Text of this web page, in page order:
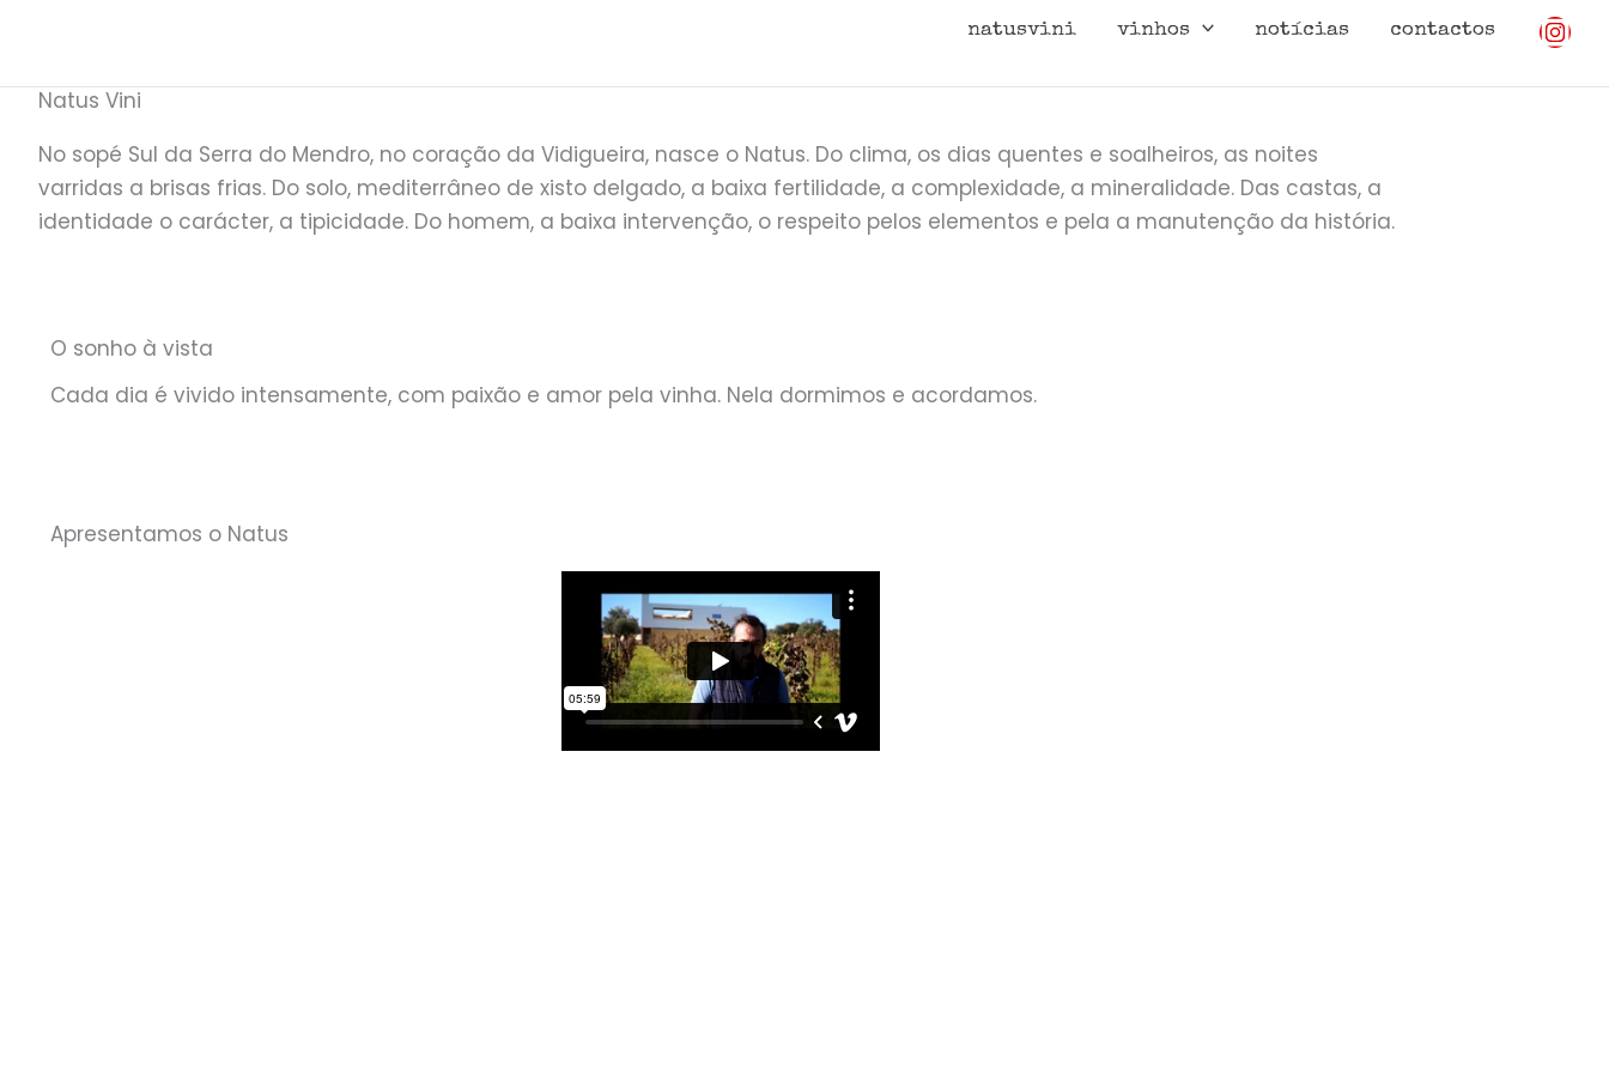
content
natusvini vinhos notícias contactos
Natus Vini
No sopé Sul da Serra do Mendro, no coração da Vidigueira, nasce o Natus. Do clima, os dias quentes e soalheiros, as noites
varridas a brisas frias. Do solo, mediterrâneo de xisto delgado, a baixa fertilidade, a complexidade, a mineralidade. Das castas, a
identidade o carácter, a tipicidade. Do homem, a baixa intervenção, o respeito pelos elementos e pela a manutenção da história.
O sonho à vista
Cada dia é vivido intensamente, com paixão e amor pela vinha. Nela dormimos e acordamos.
Apresentamos o Natus